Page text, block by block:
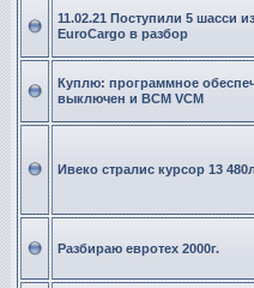
11.02.21 Поступили 5 шасси
EuroCargo в разбор
Куплю: программное
выключен и BCM VCM
Ивеко стралис курсор 13
Разбираю евротех 2000г.